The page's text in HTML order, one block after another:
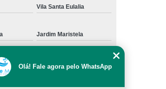
Grande São Paulo
Industrial São Paulo
de óleo
Absorvente Grande São Paulo
Vila Santa Eulalia
Jardim Maristela
Vila Jaraguá
Olá! Fale agora pelo WhatsApp